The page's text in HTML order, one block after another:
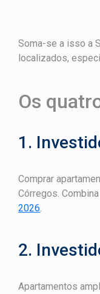
Soma-se a isso a
localizados,
Os
1.
Comprar
Córregos.
2026
2.
Apartamentos